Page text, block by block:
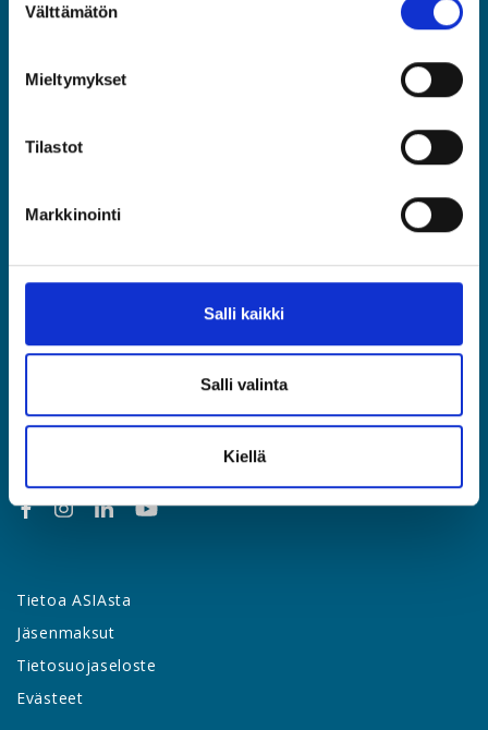
valinta
Välttämätön
Mieltymykset
Tilastot
Markkinointi
Salli kaikki
Salli valinta
Kiellä
(09) 2510 1310
Jäsenyys
Palvelut & edut
Yhteystiedot
Tietoa ASIAsta
Jäsenmaksut
Tietosuojaseloste
Evästeet